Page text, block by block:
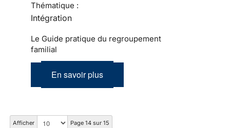
Thématique :
Intégration
Le Guide pratique du regroupement
familial
En savoir plus
Afficher Page 14 sur 15